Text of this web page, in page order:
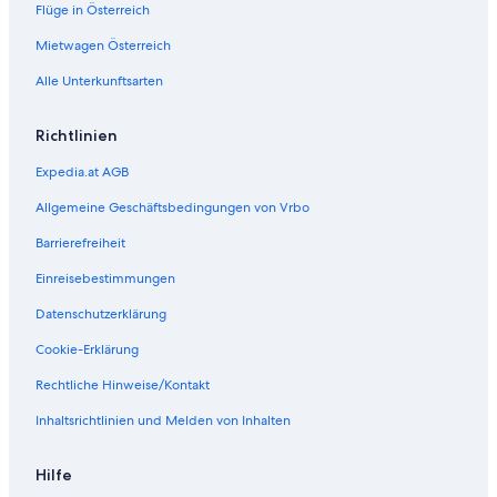
l
a
o
i
l
s
h
e
l
z
d
n
a
Flüge in Österreich
Mietwagen Österreich
Alle Unterkunftsarten
Richtlinien
Expedia.at AGB
Allgemeine Geschäftsbedingungen von Vrbo
Barrierefreiheit
Einreisebestimmungen
Datenschutzerklärung
Cookie-Erklärung
Rechtliche Hinweise/Kontakt
Inhaltsrichtlinien und Melden von Inhalten
Hilfe